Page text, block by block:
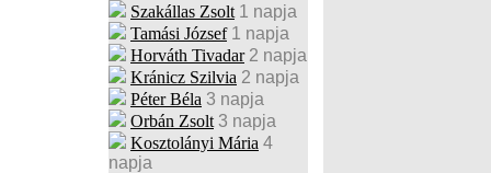
Szakállas Zsolt 1 napja
Tamási József 1 napja
Horváth Tivadar 2 napja
Kránicz Szilvia 2 napja
Péter Béla 3 napja
Orbán Zsolt 3 napja
Kosztolányi Mária 4
napja